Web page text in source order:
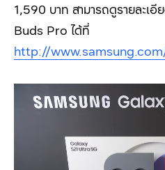
1,590 บาท สามารถดูรายละ
Buds Pro ได้ที่
http://